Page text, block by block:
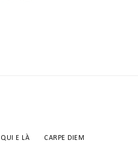
IN CORSO
QUI E LÀ CARPE DIEM